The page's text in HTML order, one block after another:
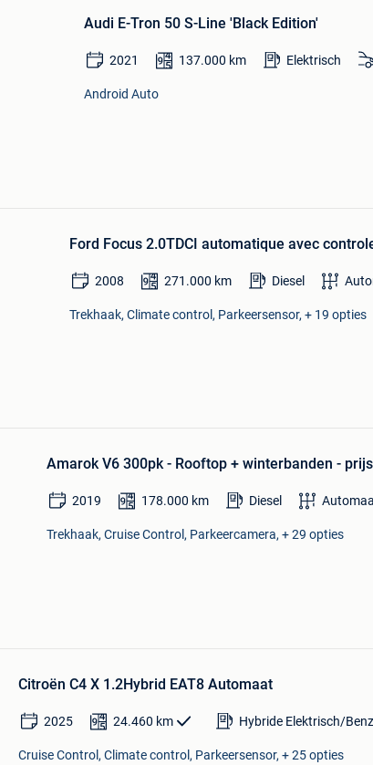
Audi E-Tron 50 S-Line 'Black Edition'
2021 137.000 km Elektrisch
Android Auto
Ford Focus 2.0TDCI automatique avec
2008 271.000 km Diesel
Trekhaak, Climate control, Parkeersensor, + 19 opties
Amarok V6 300pk - Rooftop + winterbanden -
2019 178.000 km Diesel
Trekhaak, Cruise Control, Parkeercamera, + 29 opties
Citroën C4 X 1.2Hybrid EAT8 Automaat
2025 24.460 km Hybride Elektrisch/
Cruise Control, Climate control, Parkeersensor, + 25 opties